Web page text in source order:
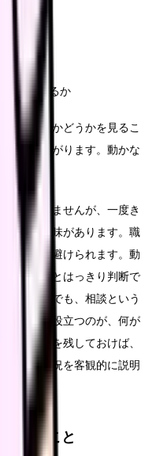
あるか
組みがあるか
取り合うかどうかを見るこ
断につながります。動かな
す。
かもしれませんが、一度き
とには意味があります。職
な負担を避けられます。動
えない」とはっきり判断で
らに転んでも、相談という
その時に役立つのが、何が
同席者を残しておけば、
自分の状況を客観的に説明
くいこと